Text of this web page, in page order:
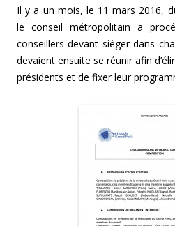
Il y a un mois, le 11 mars 2016,
le conseil métropolitain a
conseillers devant siéger dans
devaient ensuite se réunir afin
présidents et de fixer leur